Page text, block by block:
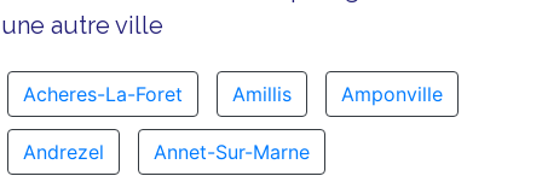
une autre ville
Acheres-La-Foret Amillis Amponville
Andrezel Annet-Sur-Marne